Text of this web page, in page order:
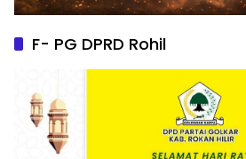
F- PG DPRD Rohil